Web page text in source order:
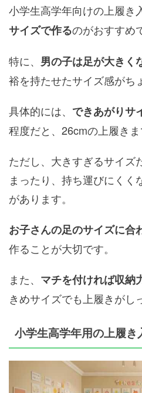
小学生高学年向けの上履き
サイズで作るのがおすすめ
特に、 男の子は足が大きく
裕を持たせたサイズ感がち
具体的には、 できあがりサ
程度だと、26cmの上履きま
ただし、大きすぎるサイズ
まったり、持ち運びにくく
があります。
お子さんの足のサイズに合
作ることが大切です。
また、 マチを付ければ収納
きめサイズでも上履きがし
小学生高学年用の上履き